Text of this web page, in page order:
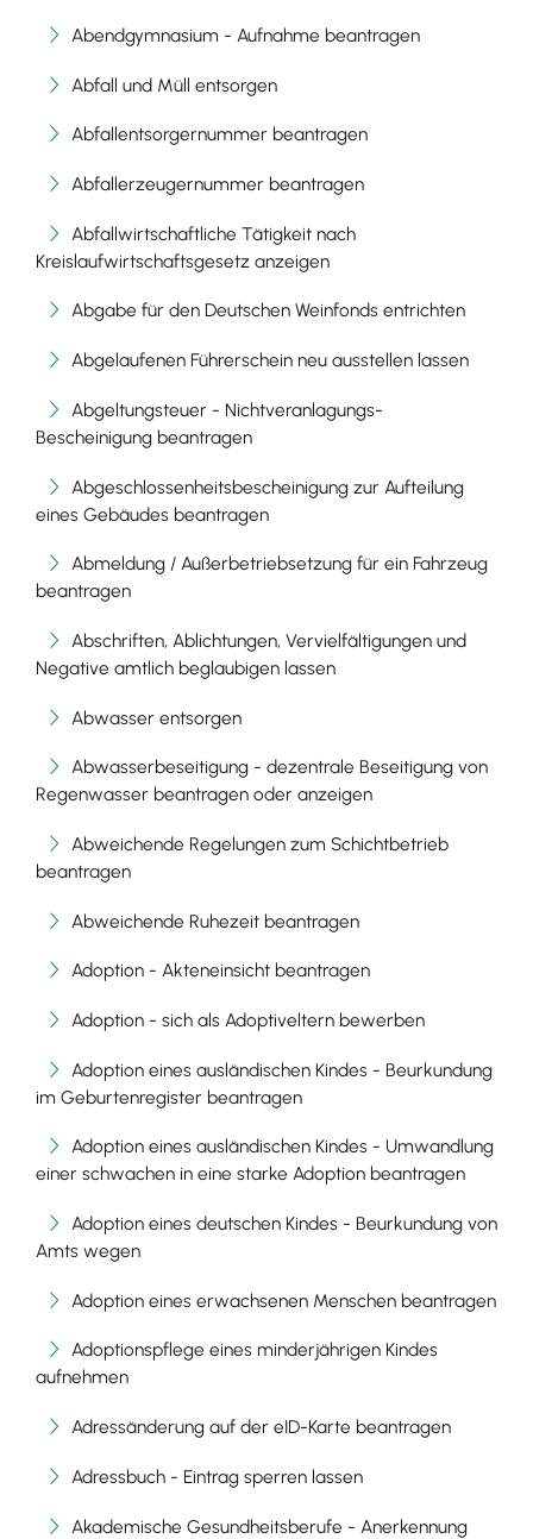
Abendgymnasium - Aufnahme beantragen
Abfall und Müll entsorgen
Abfallentsorgernummer beantragen
Abfallerzeugernummer beantragen
Abfallwirtschaftliche Tätigkeit nach
Kreislaufwirtschaftsgesetz anzeigen
Abgabe für den Deutschen Weinfonds entrichten
Abgelaufenen Führerschein neu ausstellen lassen
Abgeltungsteuer - Nichtveranlagungs-
Bescheinigung beantragen
Abgeschlossenheitsbescheinigung zur Aufteilung
eines Gebäudes beantragen
Abmeldung / Außerbetriebsetzung für ein Fahrzeug
beantragen
Abschriften, Ablichtungen, Vervielfältigungen und
Negative amtlich beglaubigen lassen
Abwasser entsorgen
Abwasserbeseitigung - dezentrale Beseitigung von
Regenwasser beantragen oder anzeigen
Abweichende Regelungen zum Schichtbetrieb
beantragen
Abweichende Ruhezeit beantragen
Adoption - Akteneinsicht beantragen
Adoption - sich als Adoptiveltern bewerben
Adoption eines ausländischen Kindes - Beurkundung
im Geburtenregister beantragen
Adoption eines ausländischen Kindes - Umwandlung
einer schwachen in eine starke Adoption beantragen
Adoption eines deutschen Kindes - Beurkundung von
Amts wegen
Adoption eines erwachsenen Menschen beantragen
Adoptionspflege eines minderjährigen Kindes
aufnehmen
Adressänderung auf der eID-Karte beantragen
Adressbuch - Eintrag sperren lassen
Akademische Gesundheitsberufe - Anerkennung